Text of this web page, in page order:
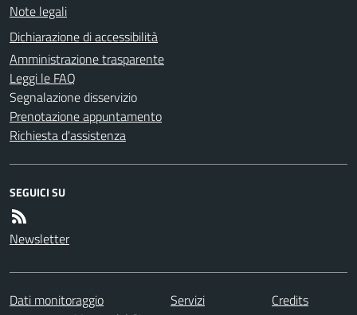
Note legali
Dichiarazione di accessibilità
Amministrazione trasparente
Leggi le FAQ
Segnalazione disservizio
Prenotazione appuntamento
Richiesta d'assistenza
SEGUICI SU
Newsletter
Dati monitoraggio Servizi
Credits